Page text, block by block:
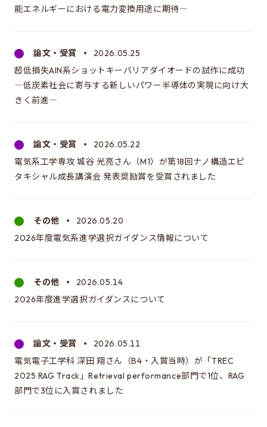
電気系事務室
お問い合わせ・アクセス
お問い合わせ
アクセス
サイトの更新依頼
情報理工学系研究科
大学院新領域創成科学研究科
大学院情報学環・学際情報学府
能エネルギーにおける電力変換用途に期待―
論文・受賞
2026.05.25
超低損失AlN系ショットキーバリアダイオードの試作に成功
―低炭素社会に寄与する新しいパワー半導体の実現に向け大
きく前進―
論文・受賞
2026.05.22
電気系工学専攻 城谷 光亮さん（M1）が第18回ナノ構造エピ
タキシャル成長講演会 発表奨励賞を受賞されました
その他
2026.05.20
2026年度電気系進学選択ガイダンス情報について
その他
2026.05.14
2026年度進学選択ガイダンスについて
論文・受賞
2026.05.11
電気電子工学科 深田 翔さん（B4・入賞当時）が「TREC
2025 RAG Track」Retrieval performance部門で1位、RAG
部門で3位に入賞されました